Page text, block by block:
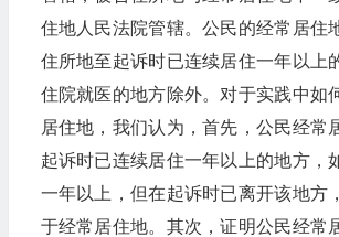
住地人民法院管辖。公民的经常居住
住所地至起诉时已连续居住一年以上
住院就医的地方除外。对于实践中如
居住地，我们认为，首先，公民经常
起诉时已连续居住一年以上的地方，
一年以上，但在起诉时已离开该地方
于经常居住地。其次，证明公民经常